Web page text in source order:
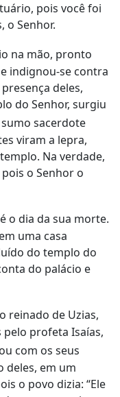
pois você foi
o Senhor.
na mão, pronto
indignou‑se contra
deles,
do Senhor, surgiu
sacerdote
viram a lepra,
Na verdade,
o Senhor o
o dia da sua morte.
uma casa
do templo do
do palácio e
reinado de Uzias,
profeta Isaías,
com os seus
deles, em um
o povo dizia: “Ele